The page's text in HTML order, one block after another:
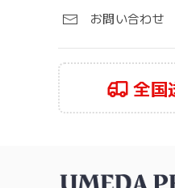
お問い合わせ
全国